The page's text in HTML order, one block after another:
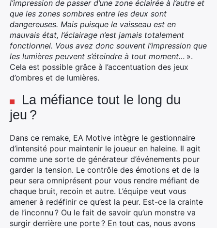
l’impression de passer d’une zone éclairée à l’autre et
que les zones sombres entre les deux sont
dangereuses. Mais puisque le vaisseau est en
mauvais état, l’éclairage n’est jamais totalement
fonctionnel. Vous avez donc souvent l’impression que
les lumières peuvent s’éteindre à tout moment… ».
Cela est possible grâce à l’accentuation des jeux
d’ombres et de lumières.
La méfiance tout le long du
jeu ?
Dans ce remake, EA Motive intègre le gestionnaire
d’intensité pour maintenir le joueur en haleine. Il agit
comme une sorte de générateur d’événements pour
garder la tension. Le contrôle des émotions et de la
peur sera omniprésent pour vous rendre méfiant de
chaque bruit, recoin et autre. L’équipe veut vous
amener à redéfinir ce qu’est la peur. Est-ce la crainte
de l’inconnu ? Ou le fait de savoir qu’un monstre va
surgir derrière une porte ? En tout cas, nous avons
×